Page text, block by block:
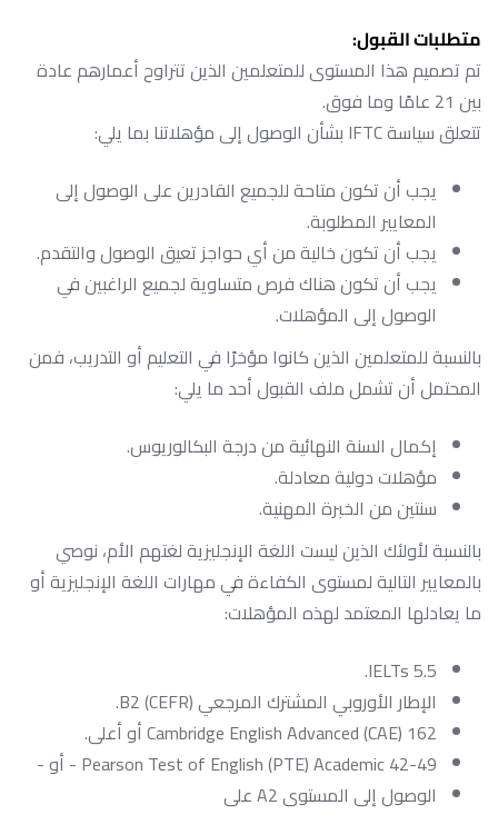
متطلبات القبول:
تم تصميم هذا المستوى للمتعلمين الذين تتراوح أعمارهم عادة
بين 21 عامًا وما فوق.
تتعلق سياسة IFTC بشأن الوصول إلى مؤهلاتنا بما يلي:
يجب أن تكون متاحة للجميع القادرين على الوصول إلى
المعايير المطلوبة.
يجب أن تكون خالية من أي حواجز تعيق الوصول والتقدم.
يجب أن تكون هناك فرص متساوية لجميع الراغبين في
الوصول إلى المؤهلات.
بالنسبة للمتعلمين الذين كانوا مؤخرًا في التعليم أو التدريب، فمن
المحتمل أن تشمل ملف القبول أحد ما يلي:
إكمال السنة النهائية من درجة البكالوريوس.
مؤهلات دولية معادلة.
سنتين من الخبرة المهنية.
بالنسبة لأولئك الذين ليست اللغة الإنجليزية لغتهم الأم، نوصي
بالمعايير التالية لمستوى الكفاءة في مهارات اللغة الإنجليزية أو
ما يعادلها المعتمد لهذه المؤهلات:
IELTs 5.5.
الإطار الأوروبي المشترك المرجعي (CEFR) B2.
Cambridge English Advanced (CAE) 162 أو أعلى.
Pearson Test of English (PTE) Academic 42-49 - أو -
الوصول إلى المستوى A2 على